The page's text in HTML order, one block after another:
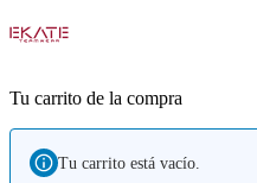
Tu carrito de la compra
Tu carrito está vacío.